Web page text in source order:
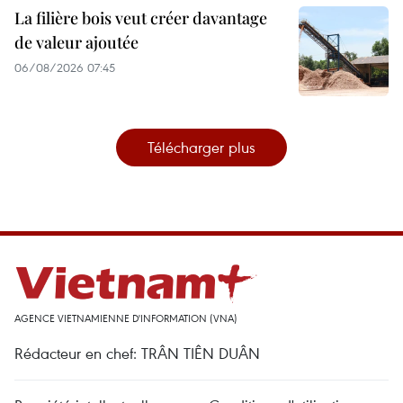
La filière bois veut créer davantage
de valeur ajoutée
06/08/2026 07:45
Télécharger plus
AGENCE VIETNAMIENNE D'INFORMATION (VNA)
Rédacteur en chef: TRÂN TIÊN DUÂN